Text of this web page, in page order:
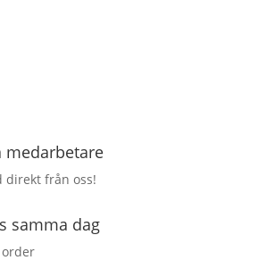
medarbetare
direkt från oss!
samma dag